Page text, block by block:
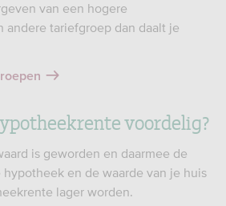
van een hogere
andere tariefgroep dan daalt je
voordelig?
is geworden en daarmee de
en de waarde van je huis
lager worden.